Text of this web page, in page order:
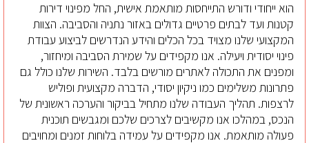
הוא ייחודי ודורש התייחסות מותאמת אישית, החל מפינוי דירות
קטנות ועד לבתים פרטיים גדולים באזור נתניה והסביבה. הצוות
המקצועי שלנו מצויד בכל הכלים והידע הנדרשים לביצוע עבודת
פינוי יסודית ויעילה. אנו מקפידים על שמירת הסביבה ומיחזור,
ומפנים את התכולה לאתרים מורשים בלבד. השירות שלנו כולל גם
פתרונות משלימים כמו ניקיון יסודי, הדברה מקצועית ופוליש
לרצפות. תהליך העבודה שלנו מתחיל בביקור והערכה ראשונית של
הנכס, במהלכו אנו מקשיבים לצרכים שלכם ומגבשים תוכנית
פעולה מותאמת. אנו מקפידים על עמידה בלוחות זמנים ומחויבים